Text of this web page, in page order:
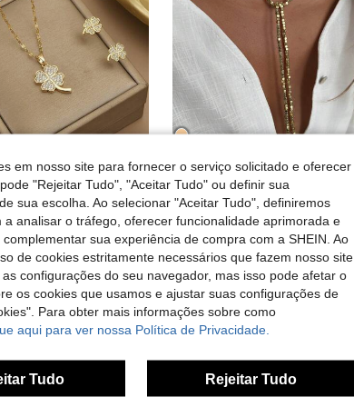
4,91
Royal Elegance
1 colar de trevo de aço inoxidável com strass, 1 par de brincos de trevo de aço inoxidável com strass, conjunto de joias femininas, acessórios femininos, presente para ela, namorada, esposa, festa
Clientes recorrentes com alta taxa de retorno
#2 Mais Vendido
5,79€
em nosso site para fornecer o serviço solicitado e oferecer
"Rejeitar Tudo", "Aceitar Tudo" ou definir sua
sua escolha. Ao selecionar "Aceitar Tudo", definiremos
analisar o tráfego, oferecer funcionalidade aprimorada e
sua experiência de compra com a SHEIN. Ao
de cookies estritamente necessários que fazem nosso site
configurações do seu navegador, mas isso pode afetar o
os cookies que usamos e ajustar suas configurações de
Para obter mais informações sobre como
aqui para ver nossa Política de Privacidade.
Tudo Rejeitar Tudo